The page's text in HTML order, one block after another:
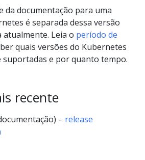
da documentação para uma
é separada dessa versão
Leia o período de
quais versões do Kubernetes
suportadas e por quanto tempo.
recente
– release